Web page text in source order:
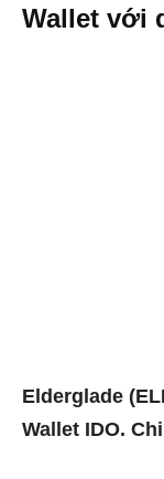
Wallet với
Elderglade
Wallet IDO.